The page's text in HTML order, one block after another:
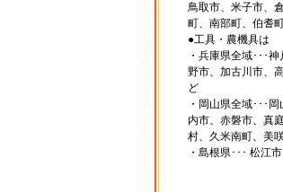
鳥取市、米子市、
町、南部町、伯耆
●工具・農機具は
・兵庫県全域･･･
野市、加古川市、
ど
・岡山県全域･･･
内市、赤磐市、真
村、久米南町、美
・島根県･･･ 松江